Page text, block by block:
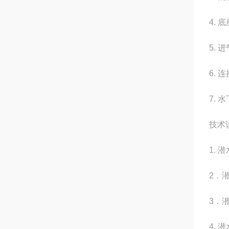
4. 底
5. 进
6. 连
7. 水
技术
1. 潜
2．
3．
4. 潜